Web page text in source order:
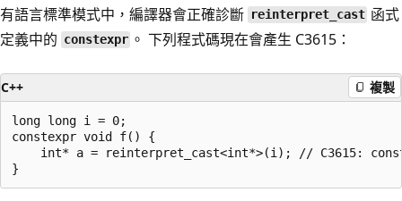
有語言標準模式中，編譯器會正確診斷 reinterpret_cast 函式
定義中的 constexpr 。 下列程式碼現在會產生 C3615：
C++ 複製
long long i = 0;
constexpr void f() {
int* a = reinterpret_cast<int*>(i); // C3615: